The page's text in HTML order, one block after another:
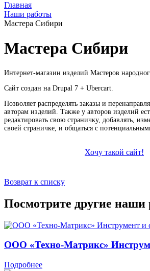
Главная
Наши работы
Мастера Сибири
Мастера Сибири
Интернет-магазин изделий Мастеров
Сайт создан на Drupal 7 + Ubercart.
Позволяет распределять заказы и
авторам изделий. Также у авторов изделий
редактировать свою страничку, добавлять,
своей страничке, и общаться с
Хочу такой сайт!
Возврат к списку
Посмотрите другие наши
ООО «Техно-Матрикс»
Подробнее